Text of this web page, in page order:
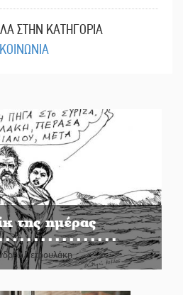
ΣΤΗΝ ΚΑΤΗΓΟΡΙΑ
ΚΟΙΝΩΝΙΑ
της ημέρας
Πετρουλάκη